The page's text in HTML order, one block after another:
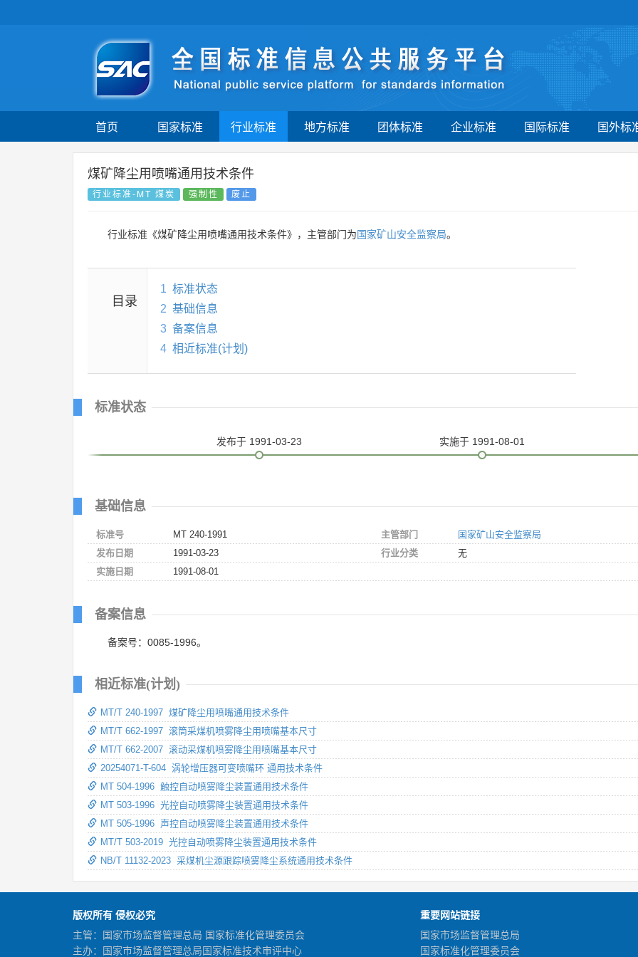
首页 国家标准 行业标准 地方标准 团体标准 企业标准 国际标准 国外标
煤矿降尘用喷嘴通用技术条件
行业标准-MT 煤炭 强制性 废止
行业标准《煤矿降尘用喷嘴通用技术条件》，主管部门为国家矿山安全监察局。
目录
1 标准状态
2 基础信息
3 备案信息
4 相近标准(计划)
标准状态
发布于 1991-03-23 实施于 1991-08-01
基础信息
标准号
MT 240-1991
发布日期
1991-03-23
实施日期
1991-08-01
主管部门
国家矿山安全监察局
行业分类
无
备案信息
备案号：0085-1996。
相近标准(计划)
MT/T 240-1997 煤矿降尘用喷嘴通用技术条件
MT/T 662-1997 滚筒采煤机喷雾降尘用喷嘴基本尺寸
MT/T 662-2007 滚动采煤机喷雾降尘用喷嘴基本尺寸
20254071-T-604 涡轮增压器可变喷嘴环 通用技术条件
MT 504-1996 触控自动喷雾降尘装置通用技术条件
MT 503-1996 光控自动喷雾降尘装置通用技术条件
MT 505-1996 声控自动喷雾降尘装置通用技术条件
MT/T 503-2019 光控自动喷雾降尘装置通用技术条件
NB/T 11132-2023 采煤机尘源跟踪喷雾降尘系统通用技术条件
版权所有 侵权必究
主管：国家市场监督管理总局 国家标准化管理委员会
主办：国家市场监督管理总局国家标准技术审评中心
重要网站链接
国家市场监督管理总局
国家标准化管理委员会